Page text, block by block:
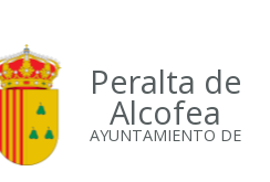
Peralta de
Alcofea
AYUNTAMIENTO DE